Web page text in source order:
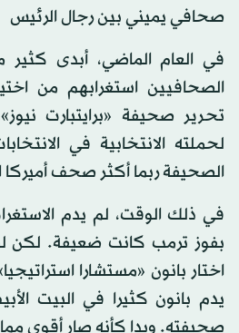
صحافي يميني بين رجال الرئيس
في العام الماضي، أبدى كثير
الصحافيين استغرابهم من
تحرير صحيفة «برايتبارت
لحملته الانتخابية في
الصحيفة ربما أكثر صحف أميركا
في ذلك الوقت، لم يدم
بفوز ترمب كانت ضعيفة. لكن
اختار بانون «مستشارا
يدم بانون كثيرا في البيت
صحيفته. وبدا كأنه صار أقوى